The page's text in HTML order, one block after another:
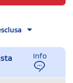
Info